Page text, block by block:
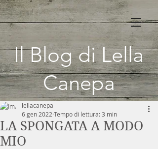
Il Blog di Lella
Canepa
LA SPONGATA A MODO
MIO
lellacanepa
6 gen 2022 Tempo di lettura: 3 min